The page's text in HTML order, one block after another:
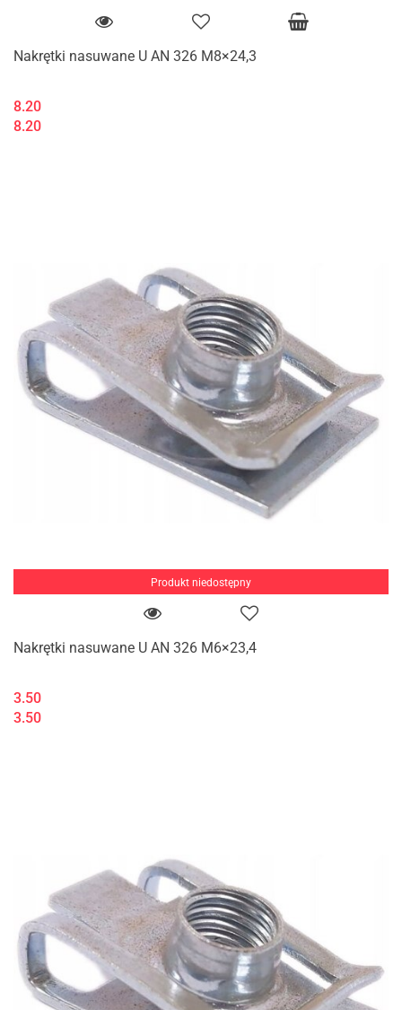
Nakrętki nasuwane U AN 326 M8×24,3
8.20
8.20
Produkt niedostępny
Nakrętki nasuwane U AN 326 M6×23,4
3.50
3.50